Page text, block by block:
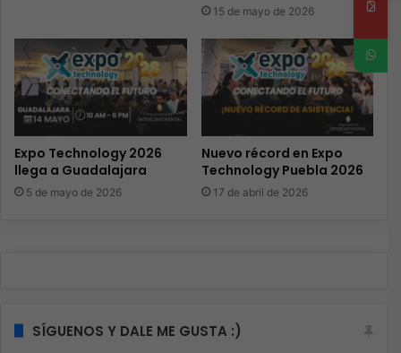
15 de mayo de 2026
Expo Technology 2026
llega a Guadalajara
5 de mayo de 2026
Nuevo récord en Expo
Technology Puebla 2026
17 de abril de 2026
SÍGUENOS Y DALE ME GUSTA :)